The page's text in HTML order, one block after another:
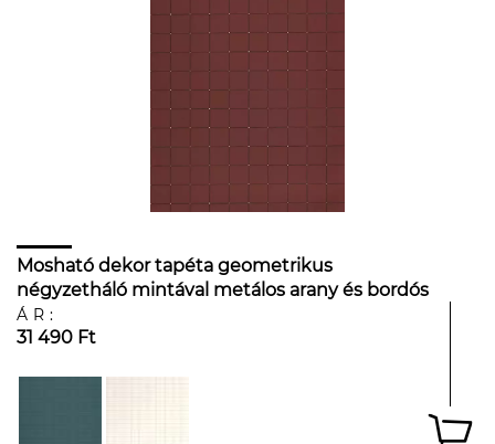
Mosható dekor tapéta geometrikus
négyzetháló mintával metálos arany és bordós
barna színben
ÁR:
31 490 Ft